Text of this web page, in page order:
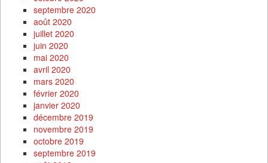
septembre 2020
août 2020
juillet 2020
juin 2020
mai 2020
avril 2020
mars 2020
février 2020
janvier 2020
décembre 2019
novembre 2019
octobre 2019
septembre 2019